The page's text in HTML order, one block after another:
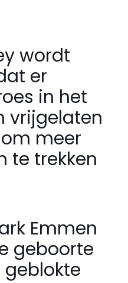
wordt
er
in het
vrijgelaten
meer
te trekken
Emmen
geboorte